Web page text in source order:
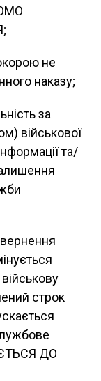
не
наказу;
за
військової
та/
строк
ДО